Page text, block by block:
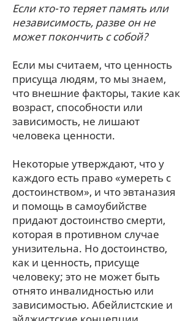
Если кто-то теряет память или
независимость, разве он не
может покончить с собой?
Если мы считаем, что ценность
присуща людям, то мы знаем,
что внешние факторы, такие как
возраст, способности или
зависимость, не лишают
человека ценности.
Некоторые утверждают, что у
каждого есть право «умереть с
достоинством», и что эвтаназия
и помощь в самоубийстве
придают достоинство смерти,
которая в противном случае
унизительна. Но достоинство,
как и ценность, присуще
человеку; это не может быть
отнято инвалидностью или
зависимостью. Абейлистские и